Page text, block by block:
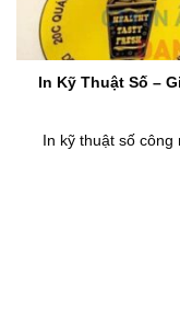
In Kỹ Thuật Số –
In kỹ thuật số